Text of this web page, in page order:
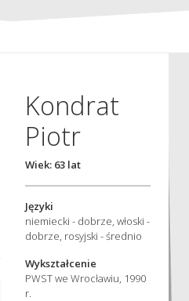
Kondrat
Piotr
Wiek: 63 lat
Języki
niemiecki - dobrze, włoski -
dobrze, rosyjski - średnio
Wykształcenie
PWST we Wrocławiu, 1990
r.